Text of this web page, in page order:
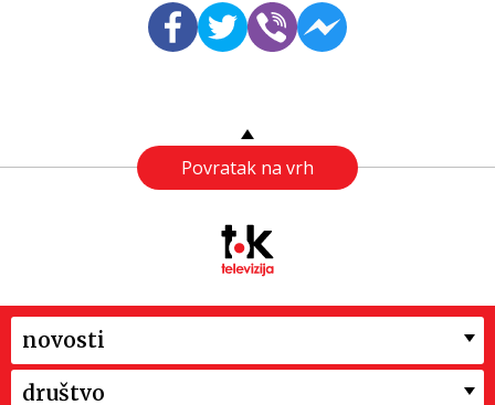
Povratak na vrh
novosti
društvo